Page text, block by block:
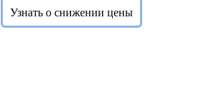
Узнать о снижении цены